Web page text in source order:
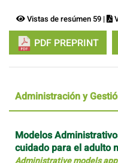
Vistas de resúmen 59 |
PDF PREPRINT
Administración y
Modelos
cuidado para el adulto